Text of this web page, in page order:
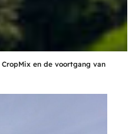
en de voortgang van